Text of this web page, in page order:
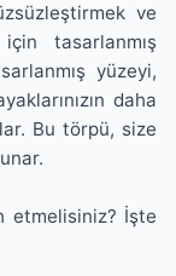
ve
tasarlanmış
yüzeyi,
daha
Bu törpü, size
etmelisiniz? İşte